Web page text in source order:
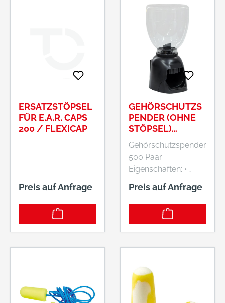
ERSATZSTÖPSEL
FÜR E.A.R. CAPS
200 / FLEXICAP
Preis auf Anfrage
GEHÖRSCHUTZS
PENDER (OHNE
STÖPSEL)
SCHWARZ
FORTIS
Gehörschutzspender
500 Paar
Eigenschaften: •
Hochleistungsstöps
el für extreme
Lärmumgebungen •
Dämmwerte: SNR =
29,8 dB(A), H = 29,8
dB, M = 27,8 dB, L =
Preis auf Anfrage